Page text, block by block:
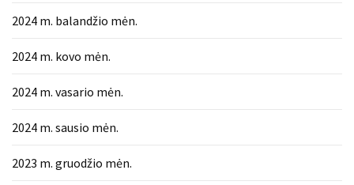
2024 m. balandžio mėn.
2024 m. kovo mėn.
2024 m. vasario mėn.
2024 m. sausio mėn.
2023 m. gruodžio mėn.